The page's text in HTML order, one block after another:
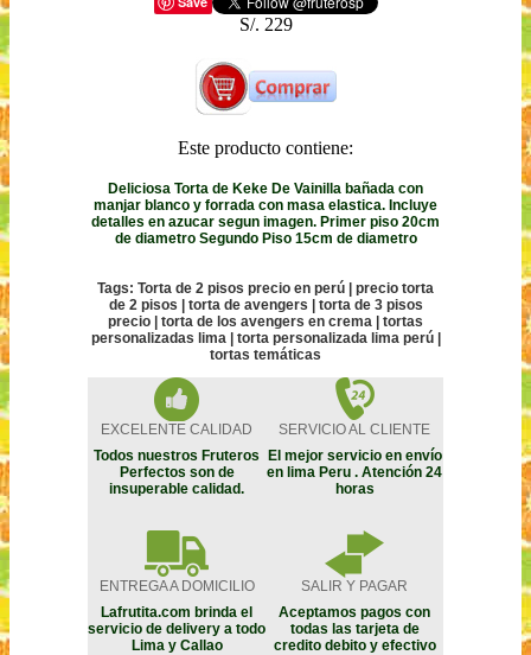
S/. 229
Este producto contiene:
Deliciosa Torta de Keke De Vainilla bañada con
manjar blanco y forrada con masa elastica. Incluye
detalles en azucar segun imagen. Primer piso 20cm
de diametro Segundo Piso 15cm de diametro
Tags: Torta de 2 pisos precio en perú | precio torta
de 2 pisos | torta de avengers | torta de 3 pisos
precio | torta de los avengers en crema | tortas
personalizadas lima | torta personalizada lima perú |
tortas temáticas
EXCELENTE CALIDAD
SERVICIO AL CLIENTE
Todos nuestros Fruteros
Perfectos son de
insuperable calidad.
El mejor servicio en envío
en lima Peru . Atención 24
horas
ENTREGA A DOMICILIO
SALIR Y PAGAR
Lafrutita.com brinda el
servicio de delivery a todo
Lima y Callao
Aceptamos pagos con
todas las tarjeta de
credito debito y efectivo